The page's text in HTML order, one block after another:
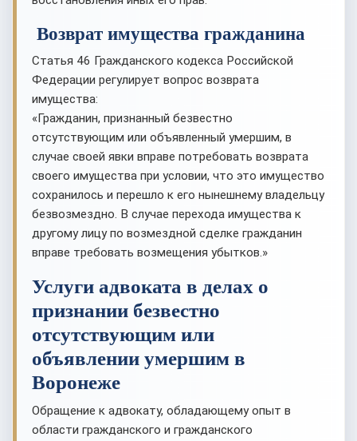
Возврат имущества гражданина
Статья 46 Гражданского кодекса Российской
Федерации регулирует вопрос возврата
имущества:
«Гражданин, признанный безвестно
отсутствующим или объявленный умершим, в
случае своей явки вправе потребовать возврата
своего имущества при условии, что это имущество
сохранилось и перешло к его нынешнему владельцу
безвозмездно. В случае перехода имущества к
другому лицу по возмездной сделке гражданин
вправе требовать возмещения убытков.»
Услуги адвоката в делах о
признании безвестно
отсутствующим или
объявлении умершим в
Воронеже
Обращение к адвокату, обладающему опыт в
области гражданского и гражданского